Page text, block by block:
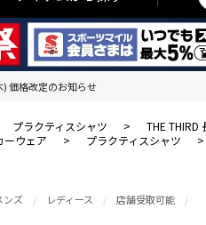
) 価格改定のお知らせ
プラクティスシャツ >
THE THIRD
ーウェア > プラクティスシャツ >
ンズ レディース 店舗受取可能